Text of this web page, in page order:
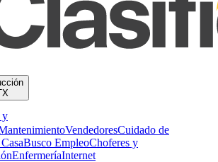
y
VendedoresCuidado de
Busco EmpleoChoferes y
EnfermeríaInternet